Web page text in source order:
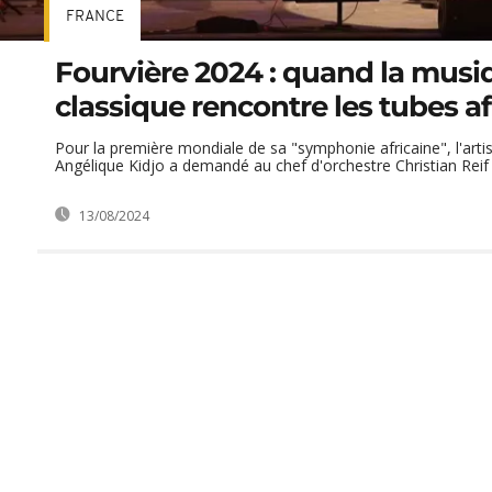
FRANCE
Fourvière 2024 : quand la
classique rencontre les tubes
Pour la première mondiale de sa "symphonie africaine",
Angélique Kidjo a demandé au chef d'orchestre Christian Reif
13/08/2024